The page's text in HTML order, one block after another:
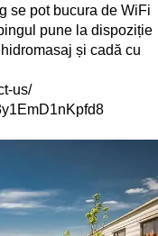
se pot bucura de WiFi
pune la dispoziție
și cadă cu
us/